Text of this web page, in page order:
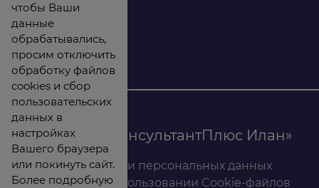
помещ. 302
ИНН: 2465263327
© 2026 ООО «КонсультантПлюс Илан»
Политика обработки персональных данных
Соглашение об использовании Cookie-файлов
чтобы Ваши
данные
обрабатывались,
просим отключить
обработку файлов
cookies и сбор
пользовательских
данных в
настройках
Вашего браузера
или покинуть сайт.
Более подробную